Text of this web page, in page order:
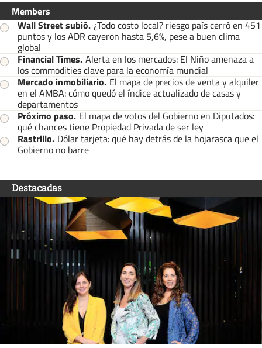
Members
Wall Street subió. ¿Todo costo local? riesgo país cerró en 451
puntos y los ADR cayeron hasta 5,6%, pese a buen clima
global
Financial Times. Alerta en los mercados: El Niño amenaza a
los commodities clave para la economía mundial
Mercado inmobiliario. El mapa de precios de venta y alquiler
en el AMBA: cómo quedó el índice actualizado de casas y
departamentos
Próximo paso. El mapa de votos del Gobierno en Diputados:
qué chances tiene Propiedad Privada de ser ley
Rastrillo. Dólar tarjeta: qué hay detrás de la hojarasca que el
Gobierno no barre
Destacadas